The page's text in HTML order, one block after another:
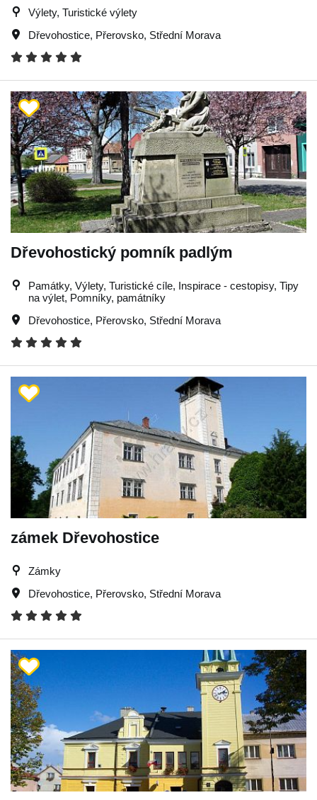
Výlety, Turistické výlety
Dřevohostice, Přerovsko, Střední Morava
Dřevohostický pomník padlým
Památky, Výlety, Turistické cíle, Inspirace - cestopisy, Tipy
na výlet, Pomníky, památníky
Dřevohostice, Přerovsko, Střední Morava
zámek Dřevohostice
Zámky
Dřevohostice, Přerovsko, Střední Morava